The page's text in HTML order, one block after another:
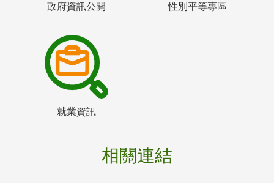
政府資訊公開 性別平等專區
就業資訊
相關連結